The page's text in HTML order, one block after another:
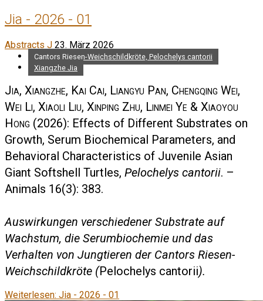
Jia - 2026 - 01
Abstracts J 23. März 2026
Cantors Riesen-Weichschildkröte, Pelochelys cantorii
Xiangzhe Jia
Jia, Xiangzhe, Kai Cai, Liangyu Pan, Chengqing Wei,
Wei Li, Xiaoli Liu, Xinping Zhu, Linmei Ye & Xiaoyou
Hong (2026): Effects of Different Substrates on
Growth, Serum Biochemical Parameters, and
Behavioral Characteristics of Juvenile Asian
Giant Softshell Turtles, Pelochelys cantorii. –
Animals 16(3): 383.
Auswirkungen verschiedener Substrate auf
Wachstum, die Serumbiochemie und das
Verhalten von Jungtieren der Cantors Riesen-
Weichschildkröte (Pelochelys cantorii).
Weiterlesen: Jia - 2026 - 01